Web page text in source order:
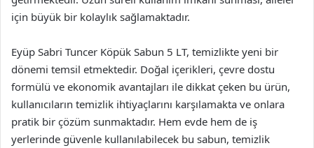
için büyük bir kolaylık sağlamaktadır.
Eyüp Sabri Tuncer Köpük Sabun 5 LT, temizlikte yeni bir
dönemi temsil etmektedir. Doğal içerikleri, çevre dostu
formülü ve ekonomik avantajları ile dikkat çeken bu ürün,
kullanıcıların temizlik ihtiyaçlarını karşılamakta ve onlara
pratik bir çözüm sunmaktadır. Hem evde hem de iş
yerlerinde güvenle kullanılabilecek bu sabun, temizlik